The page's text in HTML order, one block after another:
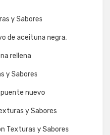
y Sabores
de aceituna negra.
rellena
y Sabores
nuevo
y Sabores
Texturas y Sabores